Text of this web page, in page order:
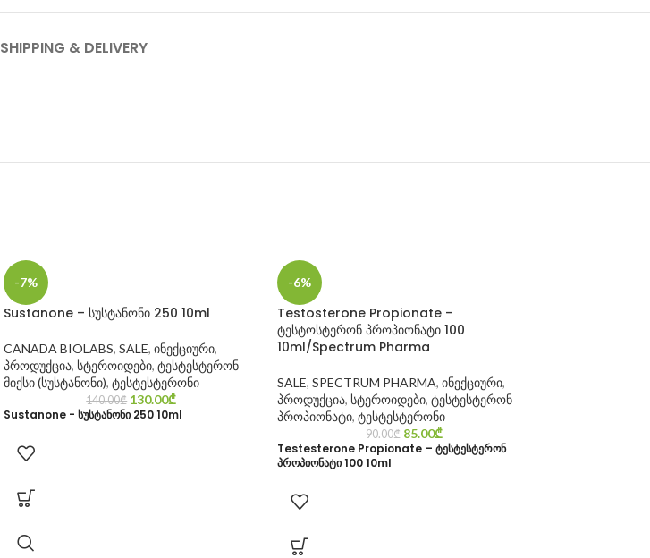
SHIPPING & DELIVERY
-7%
Sustanone – სუსტანონი 250 10ml
CANADA BIOLABS, SALE, ინექციური,
პროდუქცია, სტეროიდები, ტესტესტერონ
მიქსი (სუსტანონი), ტესტესტერონი
140.00₾ 130.00₾
Sustanone - სუსტანონი 250 10ml
-6%
Testosterone Propionate –
ტესტოსტერონ პროპიონატი 100
10ml/Spectrum Pharma
SALE, SPECTRUM PHARMA, ინექციური,
პროდუქცია, სტეროიდები, ტესტესტერონ
პროპიონატი, ტესტესტერონი
90.00₾ 85.00₾
Testesterone Propionate – ტესტესტერონ
პროპიონატი 100 10ml